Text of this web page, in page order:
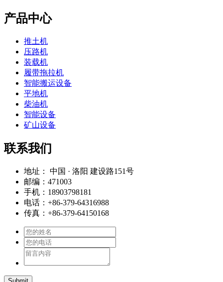
产品中心
推土机
压路机
装载机
履带拖拉机
智能搬运设备
平地机
柴油机
智能设备
矿山设备
联系我们
地址： 中国 · 洛阳 建设路151号
邮编：471003
手机：18903798181
电话：+86-379-64316988
传真：+86-379-64150168